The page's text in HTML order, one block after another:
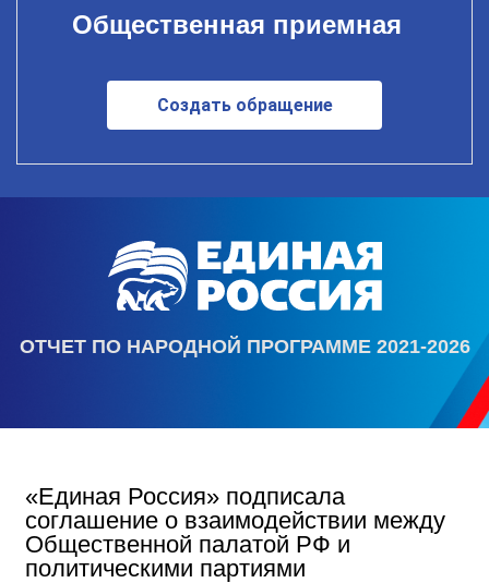
Общественная приемная
Создать обращение
ОТЧЕТ ПО НАРОДНОЙ ПРОГРАММЕ 2021-2026
«Единая Россия» подписала
соглашение о взаимодействии между
Общественной палатой РФ и
политическими партиями